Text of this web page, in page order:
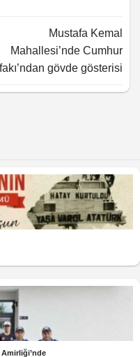
Mustafa Kemal
Mahallesi’nde Cumhur
gövde gösterisi